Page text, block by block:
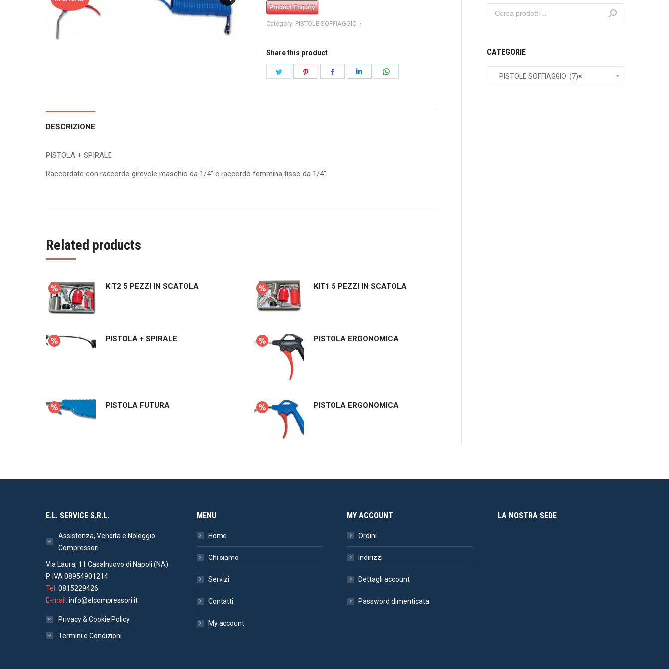
Product Enquiry
Category: PISTOLE SOFFIAGGIO
Share this product
Share
Share
DESCRIZIONE
PISTOLA + SPIRALE
Raccordate con raccordo girevole maschio da 1/4″ e raccordo femmina fisso da 1/4″
Related products
KIT2 5 PEZZI IN SCATOLA KIT1 5 PEZZI IN SCATOLA
PISTOLA + SPIRALE PISTOLA ERGONOMICA
PISTOLA FUTURA PISTOLA ERGONOMICA
CATEGORIE
×
PISTOLE SOFFIAGGIO (7)
E.L. SERVICE S.R.L.
Assistenza, Vendita e Noleggio
Compressori
Via Laura, 11 Casalnuovo di Napoli (NA)
P. IVA 08954901214
Tel: 0815229426
E-mail: info@elcompressori.it
Privacy & Cookie Policy
Termini e Condizioni
MENU
Home
Chi siamo
Servizi
Contatti
My account
MY ACCOUNT
Ordini
Indirizzi
Dettagli account
Password dimenticata
LA NOSTRA SEDE